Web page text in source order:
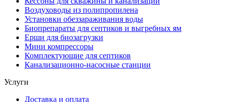
Воздуховоды из полипропилена
Установки обеззараживания воды
Биопрепараты для септиков и выгребных ям
Ерши для биозагрузки
Мини компрессоры
Комплектующие для септиков
Канализационно-насосные станции
Услуги
Доставка и оплата